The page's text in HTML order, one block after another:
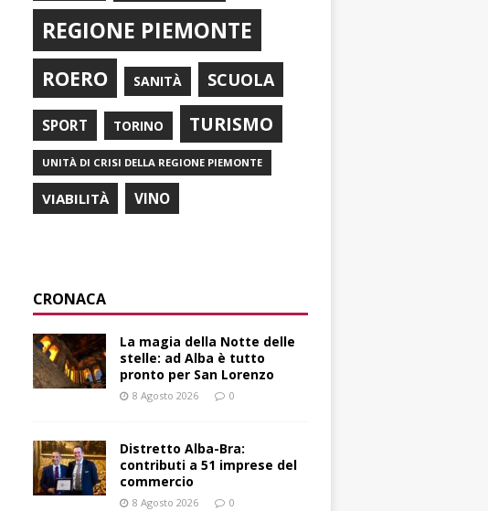
REGIONE PIEMONTE
ROERO SANITÀ SCUOLA
SPORT TORINO TURISMO
UNITÀ DI CRISI DELLA REGIONE PIEMONTE
VIABILITÀ VINO
CRONACA
La magia della Notte delle
stelle: ad Alba è tutto
pronto per San Lorenzo
8 Agosto 2026 0
Distretto Alba-Bra:
contributi a 51 imprese del
commercio
8 Agosto 2026 0